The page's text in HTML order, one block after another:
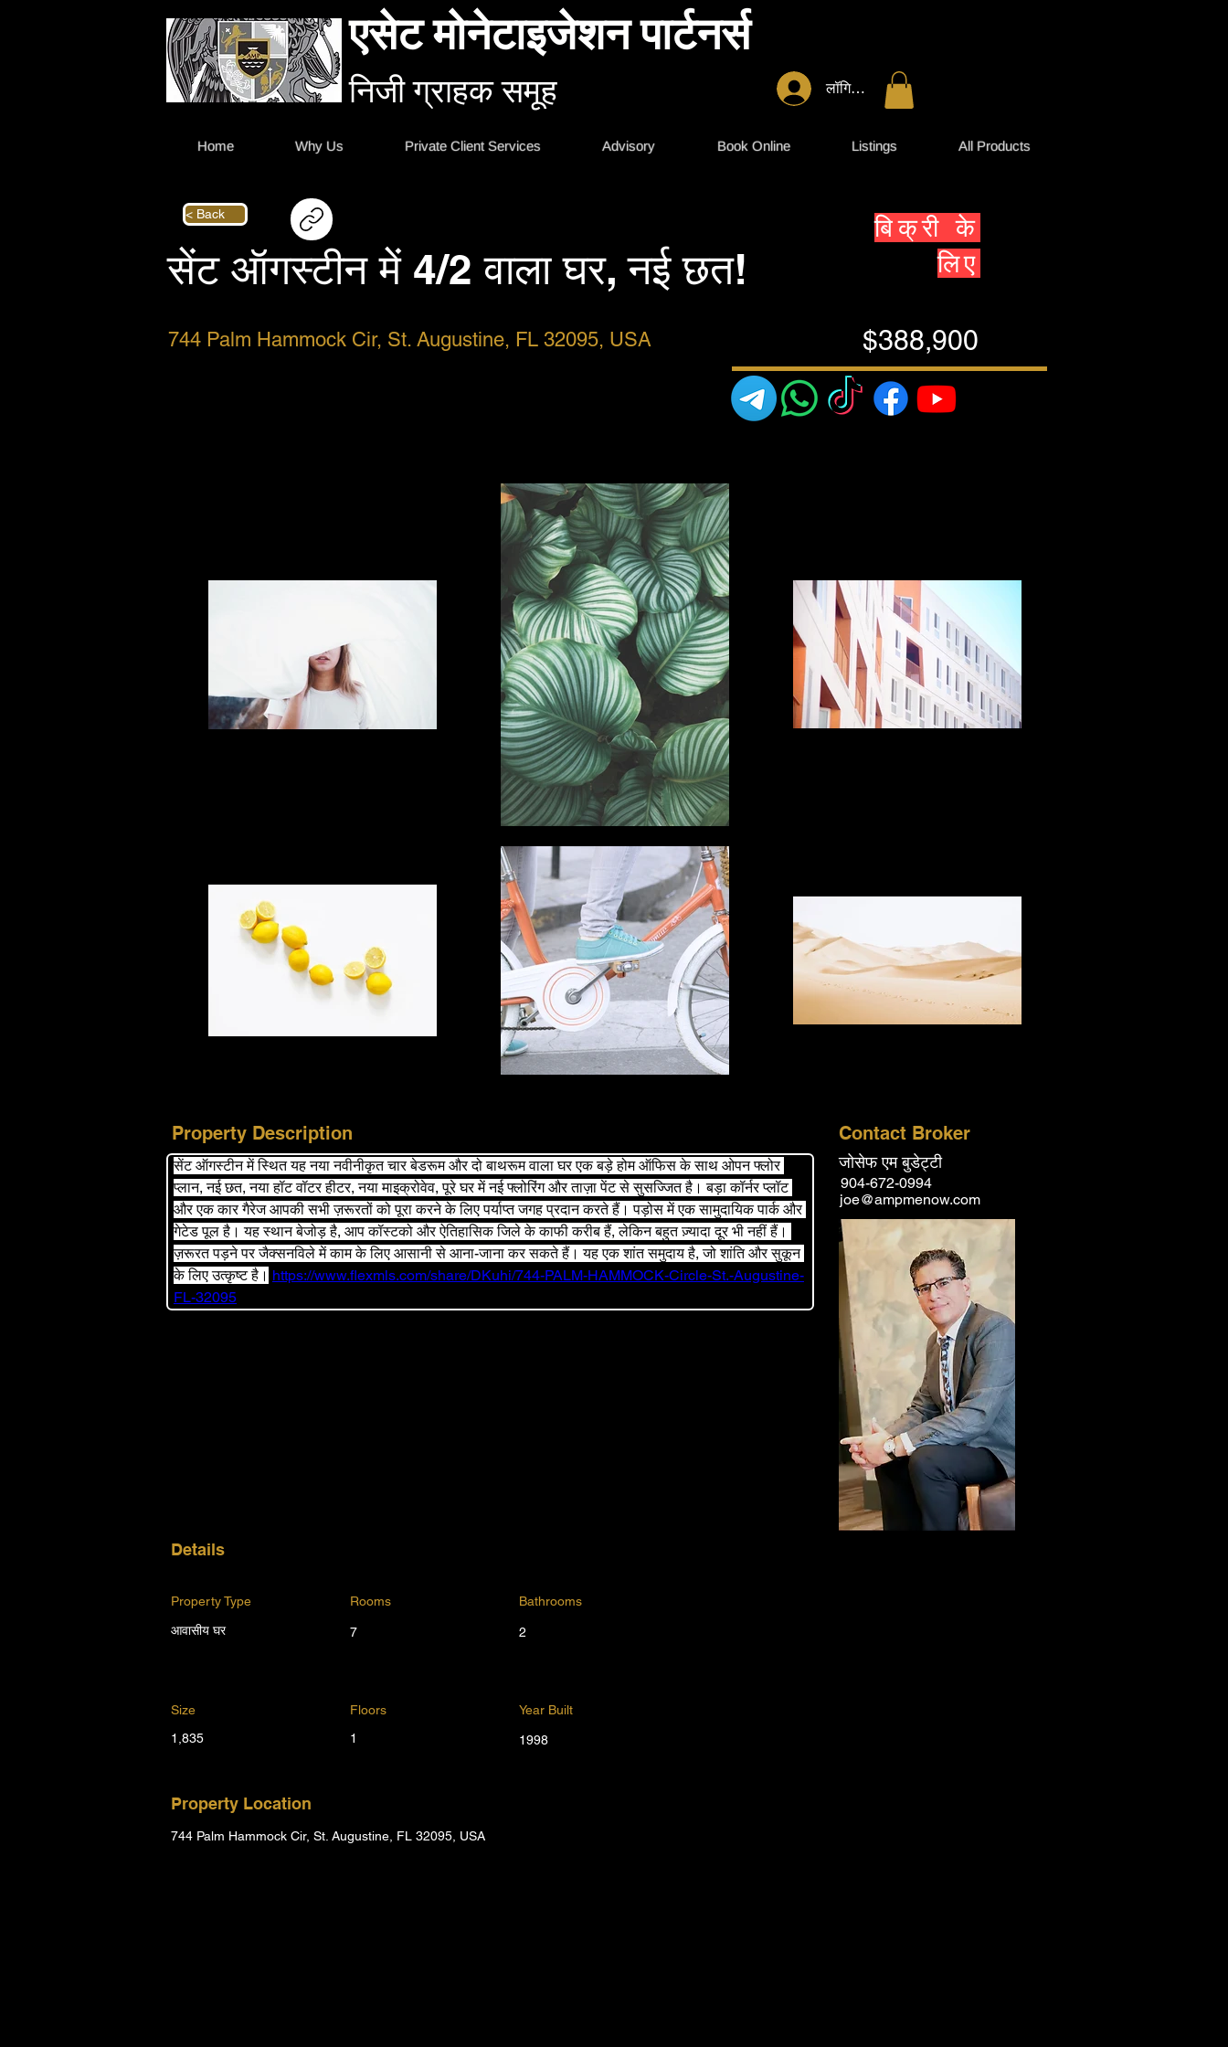
एसेट मोनेटाइजेशन पार्टनर्स
निजी ग्राहक समूह लॉगिन करें
Home Why Us Private Client Services Advisory Book Online Listings All Products
< Back
सेंट ऑगस्टीन में 4/2 वाला घर, नई छत!
744 Palm Hammock Cir, St. Augustine, FL 32095, USA $388,900
बिक्री के
लिए
Property Description
सेंट ऑगस्टीन में स्थित यह नया नवीनीकृत चार बेडरूम और दो बाथरूम वाला घर एक बड़े होम ऑफिस के साथ ओपन फ्लोर
प्लान, नई छत, नया हॉट वॉटर हीटर, नया माइक्रोवेव, पूरे घर में नई फ्लोरिंग और ताज़ा पेंट से सुसज्जित है। बड़ा कॉर्नर प्लॉट
और एक कार गैरेज आपकी सभी ज़रूरतों को पूरा करने के लिए पर्याप्त जगह प्रदान करते हैं। पड़ोस में एक सामुदायिक पार्क और
गेटेड पूल है। यह स्थान बेजोड़ है, आप कॉस्टको और ऐतिहासिक जिले के काफी करीब हैं, लेकिन बहुत ज़्यादा दूर भी नहीं हैं।
ज़रूरत पड़ने पर जैक्सनविले में काम के लिए आसानी से आना-जाना कर सकते हैं। यह एक शांत समुदाय है, जो शांति और सुकून
के लिए उत्कृष्ट है। https://www.flexmls.com/share/DKuhi/744-PALM-HAMMOCK-Circle-St.-Augustine-
FL-32095
Contact Broker
जोसेफ एम बुडेट्टी
904-672-0994
joe@ampmenow.com
Details
Property Type Rooms
Bathrooms
आवासीय घर
7 2
Size Floors
Year Built
1,835
1 1998
Property Location
744 Palm Hammock Cir, St. Augustine, FL 32095, USA